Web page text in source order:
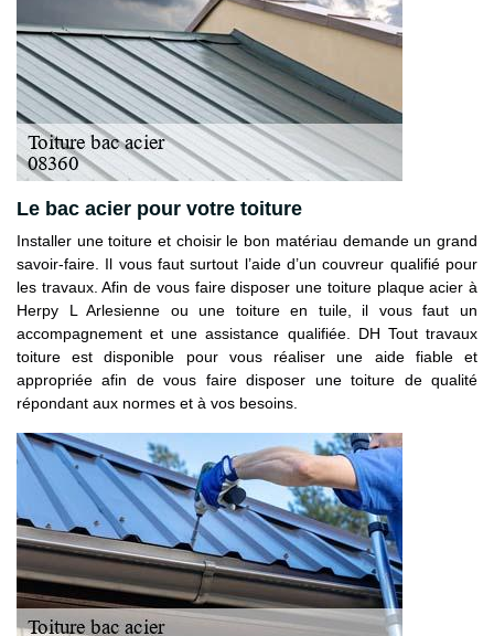
Le bac acier pour votre toiture
Installer une toiture et choisir le bon matériau demande un grand
savoir-faire. Il vous faut surtout l’aide d’un couvreur qualifié pour
les travaux. Afin de vous faire disposer une toiture plaque acier à
Herpy L Arlesienne ou une toiture en tuile, il vous faut un
accompagnement et une assistance qualifiée. DH Tout travaux
toiture est disponible pour vous réaliser une aide fiable et
appropriée afin de vous faire disposer une toiture de qualité
répondant aux normes et à vos besoins.